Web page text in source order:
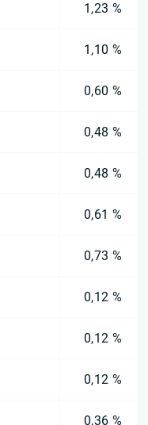
1,23 %
1,10 %
0,60 %
0,48 %
0,48 %
0,61 %
0,73 %
0,12 %
0,12 %
0,12 %
0,36 %